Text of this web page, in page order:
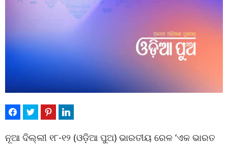
ନୂଆ ଦିଲ୍ଲୀ ୧୮-୧୨ (ଓଡ଼ିଆ ପୁଅ) ଭାରତୀୟ ରେଳ ‘ଏକ ଭାରତ